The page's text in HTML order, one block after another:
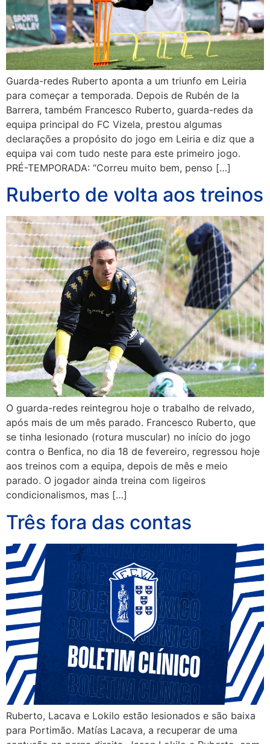
Guarda-redes Ruberto aponta a um triunfo em Leiria
para começar a temporada. Depois de Rubén de la
Barrera, também Francesco Ruberto, guarda-redes da
equipa principal do FC Vizela, prestou algumas
declarações a propósito do jogo em Leiria e diz que a
equipa vai com tudo neste para este primeiro jogo.
PRÉ-TEMPORADA: “Correu muito bem, penso […]
Ruberto de volta aos treinos
O guarda-redes reintegrou hoje o trabalho de relvado,
após mais de um mês parado. Francesco Ruberto, que
se tinha lesionado (rotura muscular) no início do jogo
contra o Benfica, no dia 18 de fevereiro, regressou hoje
aos treinos com a equipa, depois de mês e meio
parado. O jogador ainda treina com ligeiros
condicionalismos, mas […]
Três fora das contas
Ruberto, Lacava e Lokilo estão lesionados e são baixa
para Portimão. Matías Lacava, a recuperar de uma